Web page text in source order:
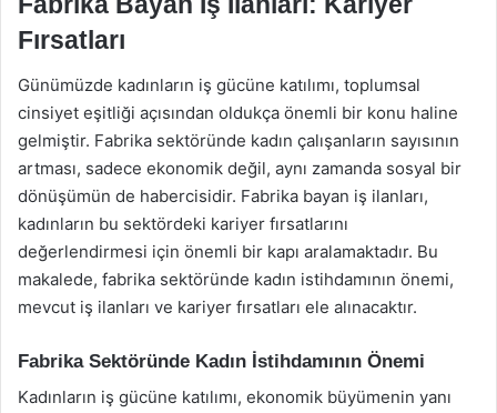
Fırsatları
Günümüzde kadınların iş gücüne katılımı, toplumsal
cinsiyet eşitliği açısından oldukça önemli bir konu haline
gelmiştir. Fabrika sektöründe kadın çalışanların sayısının
artması, sadece ekonomik değil, aynı zamanda sosyal bir
dönüşümün de habercisidir. Fabrika bayan iş ilanları,
kadınların bu sektördeki kariyer fırsatlarını
değerlendirmesi için önemli bir kapı aralamaktadır. Bu
makalede, fabrika sektöründe kadın istihdamının önemi,
mevcut iş ilanları ve kariyer fırsatları ele alınacaktır.
Fabrika Sektöründe Kadın İstihdamının Önemi
Kadınların iş gücüne katılımı, ekonomik büyümenin yanı